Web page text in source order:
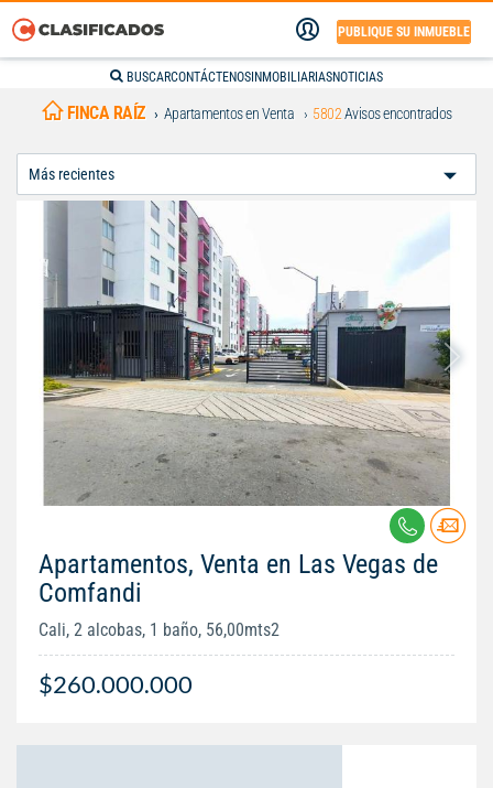
PUBLIQUE SU INMUEBLE
BUSCARCONTÁCTENOS INMOBILIARIASNOTICIAS
FINCA RAÍZ Apartamentos en Venta 5802Avisos encontrados
Apartamentos, Venta en Las Vegas de
Comfandi
Cali, 2 alcobas, 1 baño, 56,00mts2
$260.000.000